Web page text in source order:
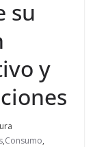
su
y
,Consumo,